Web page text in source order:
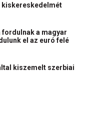
a magyar
el az euró felé
kiszemelt szerbiai